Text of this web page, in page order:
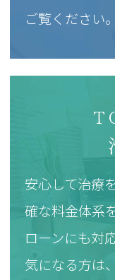
ご覧ください。
安心して治療
確な料金体系
ローンにも対
気になる方は